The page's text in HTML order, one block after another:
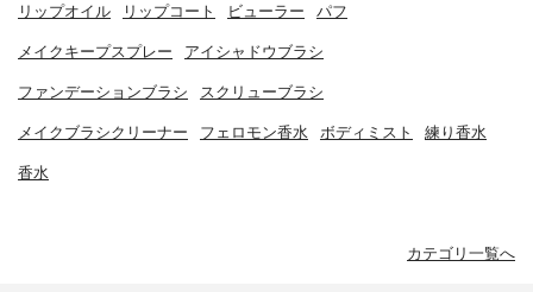
リップオイル リップコート ビューラー パフ
メイクキープスプレー アイシャドウブラシ
ファンデーションブラシ スクリューブラシ
メイクブラシクリーナー フェロモン香水 ボディミスト 練り香水
香水
カテゴリ一覧へ